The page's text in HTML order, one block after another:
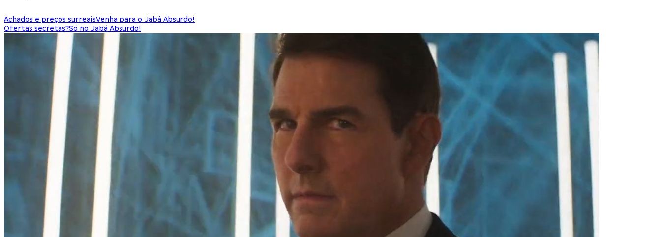
Achados e preços surreaisVenha para o Jabá Absurdo!
Ofertas secretas?Só no Jabá Absurdo!